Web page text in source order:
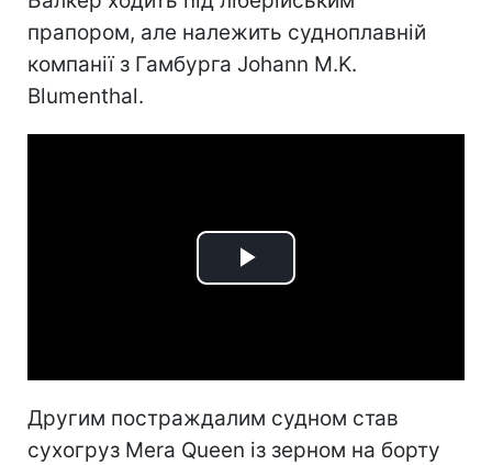
прапором, але належить судноплавній
компанії з Гамбурга Johann M.K.
Blumenthal.
Play
Другим постраждалим судном став
сухогруз Mera Queen із зерном на борту